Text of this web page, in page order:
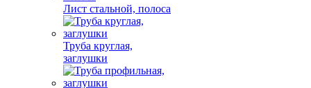
Лист стальной, полоса
Труба круглая,
заглушки